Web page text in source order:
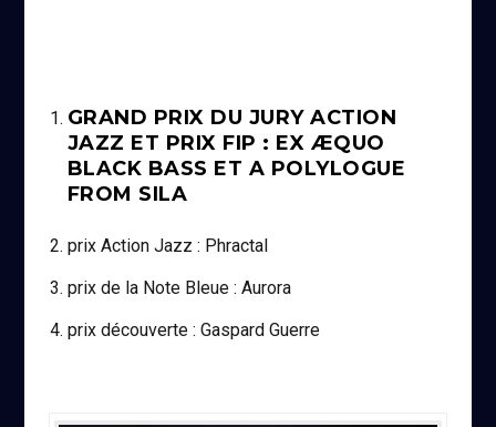
GRAND PRIX DU JURY ACTION
JAZZ ET PRIX FIP : EX ÆQUO
BLACK BASS ET A POLYLOGUE
FROM SILA
prix Action Jazz : Phractal
prix de la Note Bleue : Aurora
prix découverte : Gaspard Guerre